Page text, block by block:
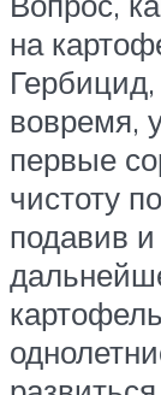
на
вовремя,
первые
чистоту
подавив